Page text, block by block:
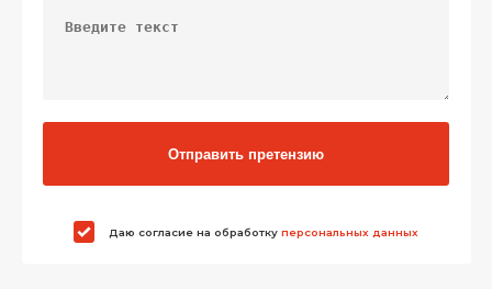
Отправить претензию
Даю согласие на обработкуперсональных данных